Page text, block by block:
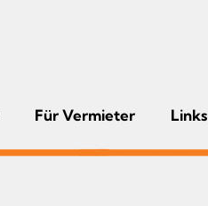
Für Vermieter Links